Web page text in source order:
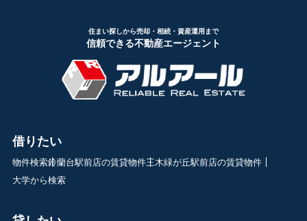
住まい探しから売却・相続・資産運用まで
信頼できる不動産エージェント
借りたい
物件検索鈴蘭台駅前店の賃貸物件三木緑が丘駅前店の賃貸物件
大学から検索